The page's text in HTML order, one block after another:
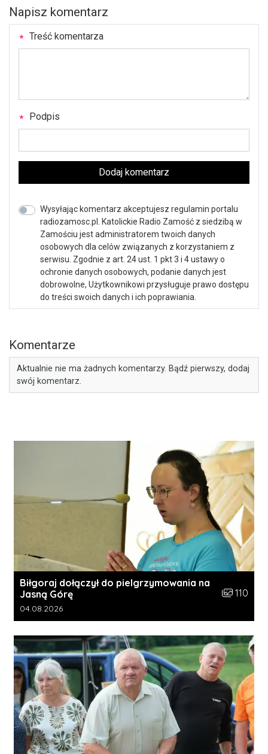
Napisz komentarz
Treść komentarza
Podpis
Dodaj komentarz
Wysyłając komentarz akceptujesz regulamin portalu
radiozamosc.pl. Katolickie Radio Zamość z siedzibą w
Zamościu jest administratorem twoich danych
osobowych dla celów związanych z korzystaniem z
serwisu. Zgodnie z art. 24 ust. 1 pkt 3 i 4 ustawy o
ochronie danych osobowych, podanie danych jest
dobrowolne, Użytkownikowi przysługuje prawo dostępu
do treści swoich danych i ich poprawiania.
Komentarze
Aktualnie nie ma żadnych komentarzy. Bądź pierwszy, dodaj
swój komentarz.
Biłgoraj dołączył do pielgrzymowania na
Jasną Górę
Liczba
110
Data dodania galerii:
04.08.2026